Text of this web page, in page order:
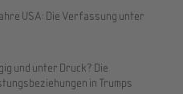
USA: Die Verfassung unter
und unter Druck? Die
in Trumps